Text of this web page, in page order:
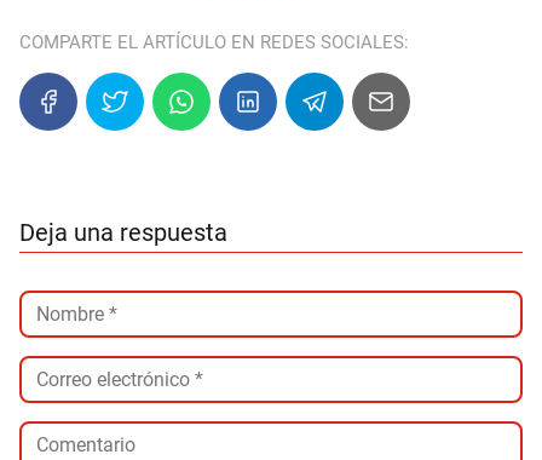
COMPARTE EL ARTÍCULO EN REDES SOCIALES:
Deja una respuesta